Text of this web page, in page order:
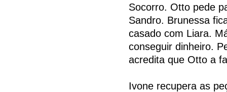
Socorro. Otto pede
Sandro. Brunessa
casado com Liara.
conseguir dinheiro.
acredita que Otto a
Ivone recupera as